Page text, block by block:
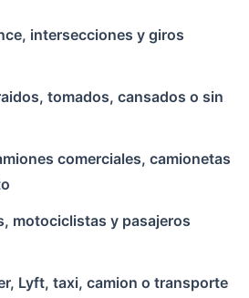
intersecciones y giros
tomados, cansados o sin
comerciales, camionetas
motociclistas y pasajeros
Lyft, taxi, camion o transporte